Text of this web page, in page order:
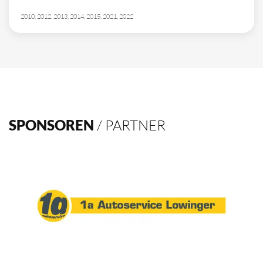
2010, 2012, 2013, 2014, 2015, 2021, 2022
SPONSOREN / PARTNER